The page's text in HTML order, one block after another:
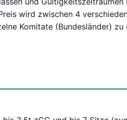
wird zwischen 4
Komitate (Bundesländer) zu